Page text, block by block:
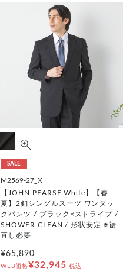
SALE
M2569-27_X
【JOHN PEARSE White】【春
夏】2釦シングルスーツ ワンタッ
クパンツ / ブラック×ストライプ /
SHOWER CLEAN / 形状安定 ※裾
直し必要
¥65,890
WEB価格¥32,945 税込